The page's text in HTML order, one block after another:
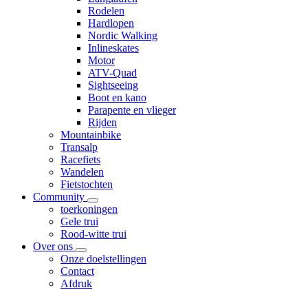
Rodelen
Hardlopen
Nordic Walking
Inlineskates
Motor
ATV-Quad
Sightseeing
Boot en kano
Parapente en vlieger
Rijden
Mountainbike
Transalp
Racefiets
Wandelen
Fietstochten
Community
toerkoningen
Gele trui
Rood-witte trui
Over ons
Onze doelstellingen
Contact
Afdruk